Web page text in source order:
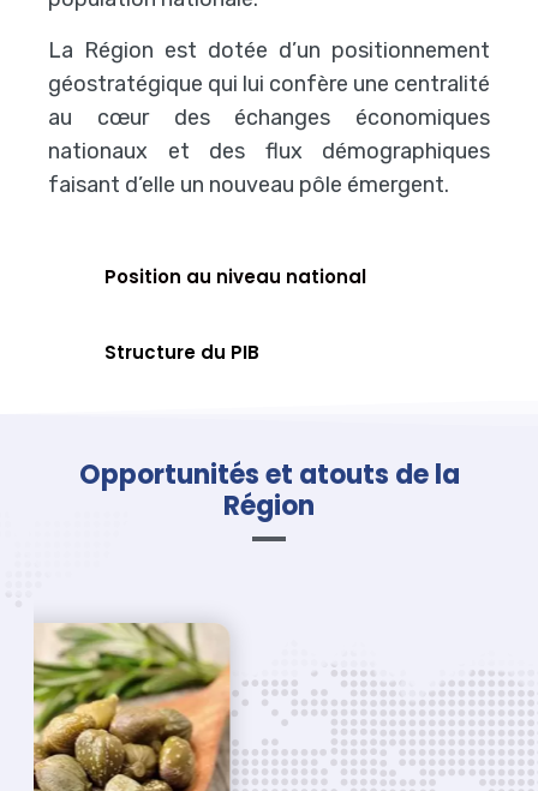
La Région est dotée d’un positionnement
géostratégique qui lui confère une centralité
au cœur des échanges économiques
nationaux et des flux démographiques
faisant d’elle un nouveau pôle émergent.
Position au niveau national
Structure du PIB
Opportunités et atouts de la
Région